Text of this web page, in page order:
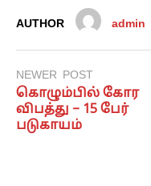
AUTHOR admin
NEWER POST
கொழும்பில் கோர
விபத்து – 15 பேர்
படுகாயம்